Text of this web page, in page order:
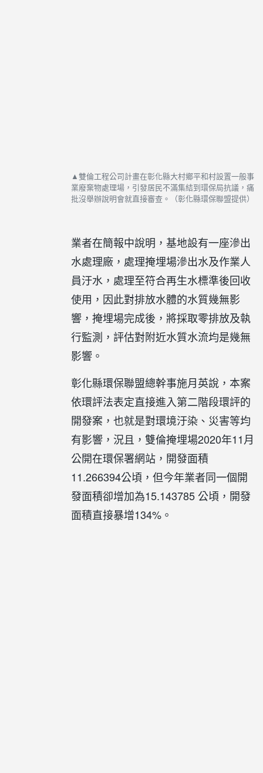
▲雙倫工程公司計畫在彰化縣大村鄉平和村設置一般事
業廢棄物處理場，引發居民不滿集結到環保局抗議，痛
批沒舉辦說明會就直接審查。（彰化縣環保聯盟提供）
業者在簡報中說明，基地設有一座滲出
水處理廠，處理掩埋場滲出水及作業人
員汙水，處理至符合再生水標準後回收
使用，因此對排放水體的水質幾無影
響，掩埋場完成後，將採取零排放及執
行監測，評估對附近水質水流均是幾無
影響。
彰化縣環保聯盟總幹事施月英說，本案
依環評法表定直接進入第二階段環評的
開發案，也就是對環境汙染、災害等均
有影響，況且，雙倫掩埋場2020年11月
公開在環保署網站，開發面積
11.266394公頃，但今年業者同一個開
發面積卻增加為15.143785 公頃，開發
面積直接暴增134%。